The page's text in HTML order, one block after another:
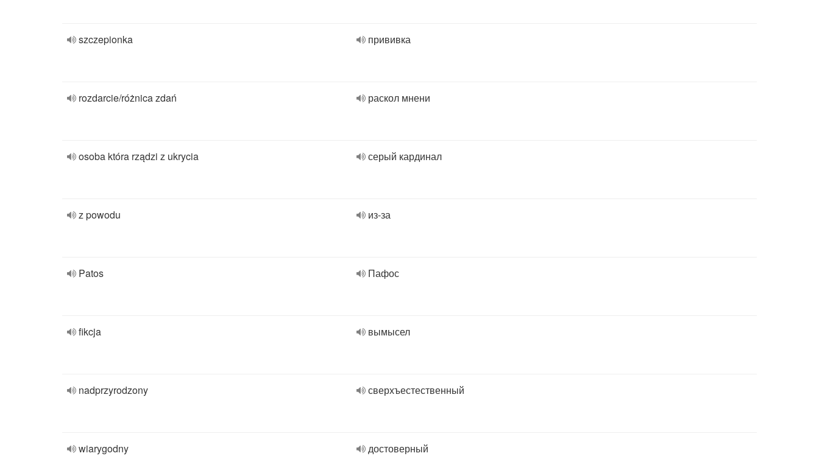
szczepionka прививка
rozdarcie/różnica zdań раскол мнени
osoba która rządzi z ukrycia серый кардинал
z powodu из-за
Patos Пафос
fikcja вымысел
nadprzyrodzony сверхъестественный
wiarygodny достоверный